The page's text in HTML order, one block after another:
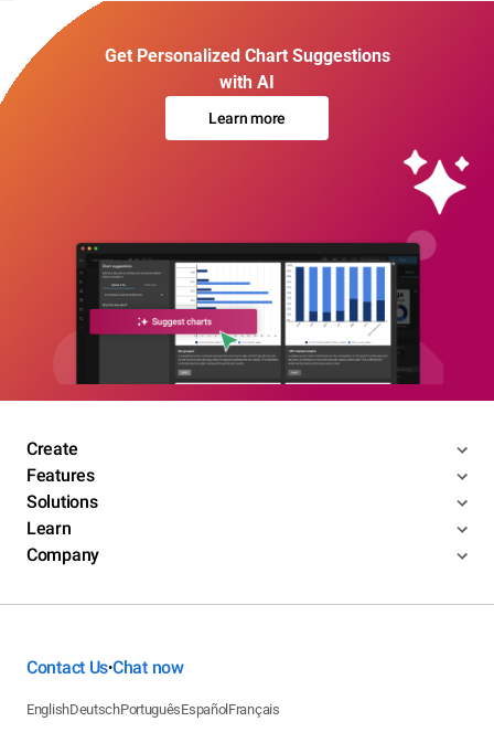
Get Personalized Chart Suggestions
with AI
Learn more
Create
Features
Solutions
Learn
Company
Contact Us•Chat now
EnglishDeutschPortuguêsEspañol Français